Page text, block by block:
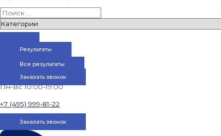
Результаты
Все результаты
Заказать звонок
Пн-Вс 10:00-19:00
+7 (495) 999-81-22
Заказать звонок